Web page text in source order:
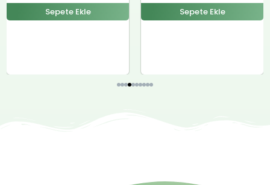
Sepete Ekle